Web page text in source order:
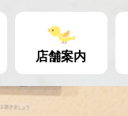
店舗案内